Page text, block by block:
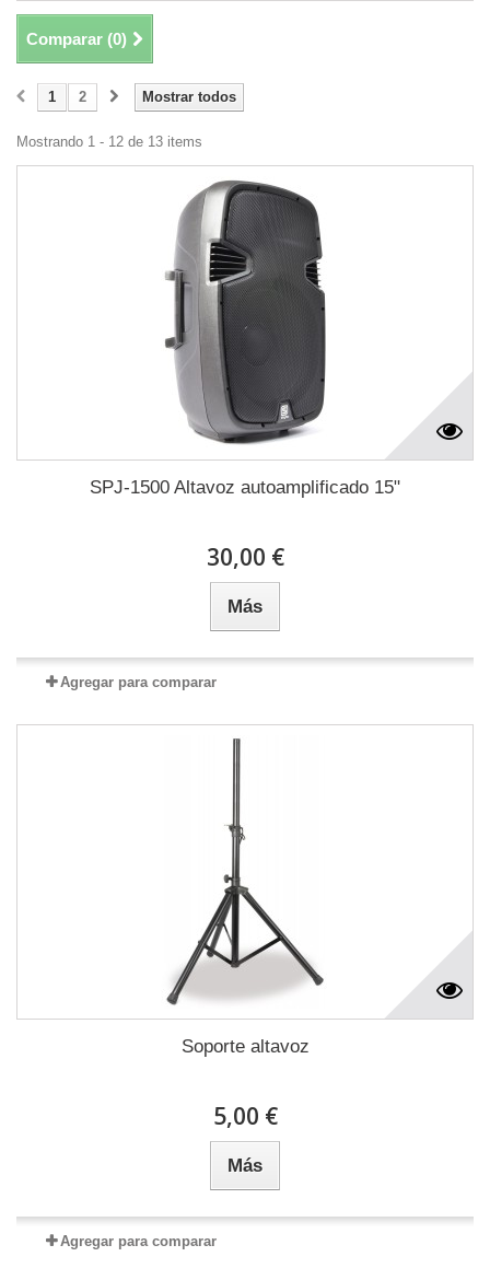
Comparar (0)
Mostrar todos
1 2
Mostrando 1 - 12 de 13 items
SPJ-1500 Altavoz autoamplificado 15"
30,00 €
Más
Agregar para comparar
Soporte altavoz
5,00 €
Más
Agregar para comparar